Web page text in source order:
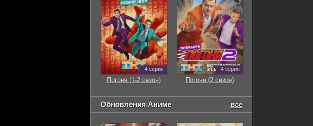
4 серия
Погоня (1-2 сезон)
4 серия
Погоня (2 сезон)
Обновления Аниме все